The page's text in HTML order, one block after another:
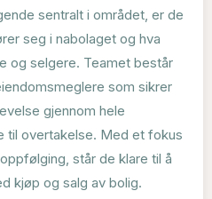
sentralt i området, er de
seg i nabolaget og hva
og selgere. Teamet består
som sikrer
gjennom hele
til overtakelse. Med et fokus
står de klare til å
kjøp og salg av bolig.